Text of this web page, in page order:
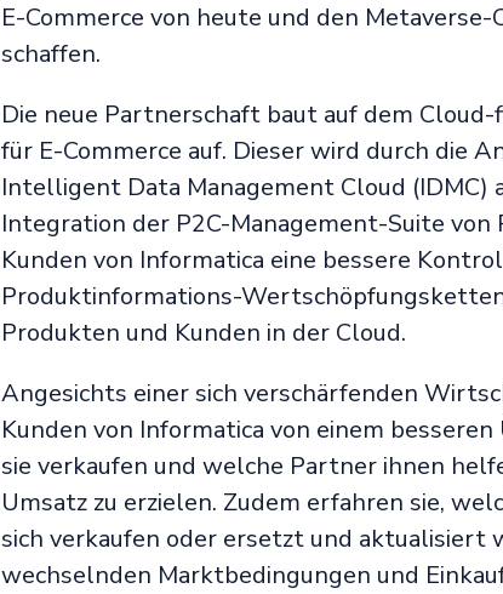
E-Commerce von heute und den Metaverse-
schaffen.
Die neue Partnerschaft baut auf dem
für E-Commerce auf. Dieser wird durch die
Intelligent Data Management Cloud (IDMC)
Integration der P2C-Management-Suite
Kunden von Informatica eine bessere
Produktinformations-
Produkten und Kunden in der Cloud.
Angesichts einer sich verschärfenden
Kunden von Informatica von einem
sie verkaufen und welche Partner ihnen
Umsatz zu erzielen. Zudem erfahren sie,
sich verkaufen oder ersetzt und aktualisiert
wechselnden Marktbedingungen und